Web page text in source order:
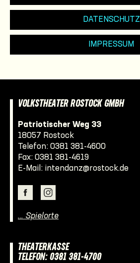
DATENSCHUTZ
IMPRESSUM
VOLKSTHEATER ROSTOCK GMBH
Patriotischer Weg 33
18057 Rostock
Telefon: 0381 381-4600
Fax: 0381 381-4619
E-Mail: intendanz@rostock.de
… Spielorte
THEATERKASSE
TELEFON: 0381 381-4700